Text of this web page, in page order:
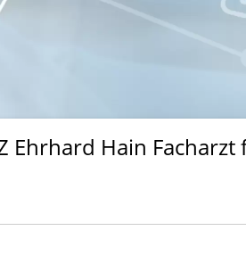
Ehrhard Hain